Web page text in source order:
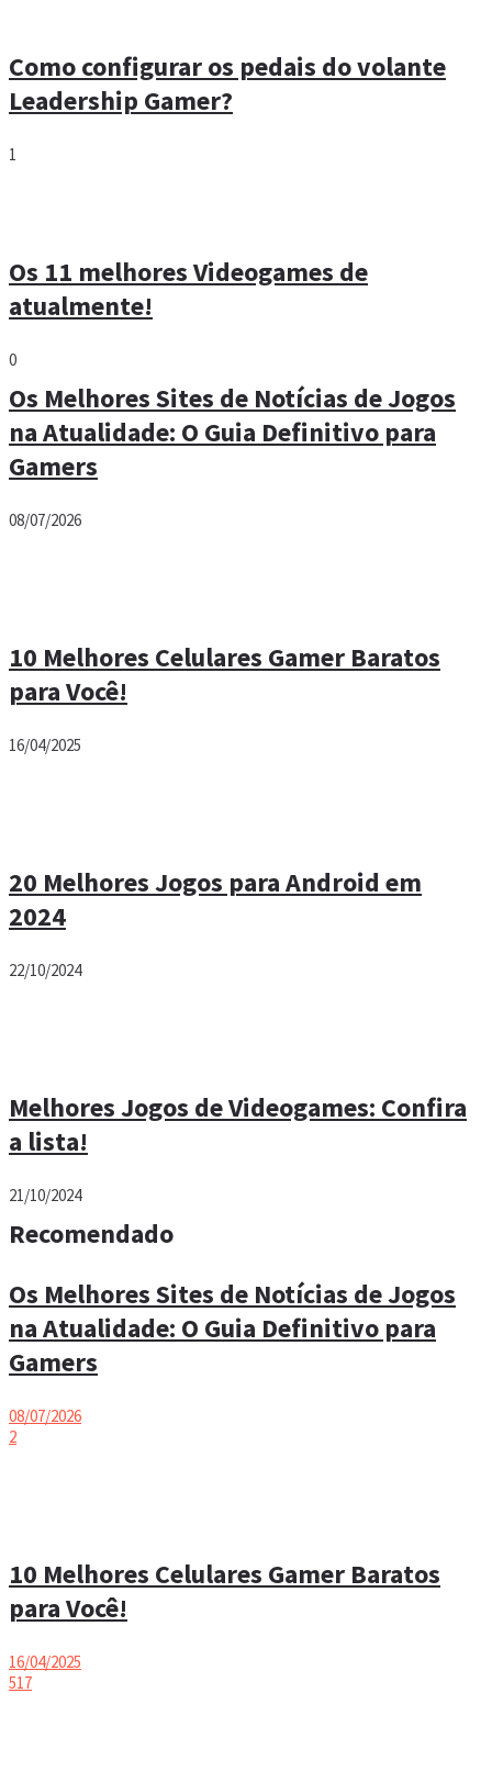
Como configurar os pedais do volante
Leadership Gamer?
1
Os 11 melhores Videogames de
atualmente!
0
Os Melhores Sites de Notícias de Jogos
na Atualidade: O Guia Definitivo para
Gamers
08/07/2026
10 Melhores Celulares Gamer Baratos
para Você!
16/04/2025
20 Melhores Jogos para Android em
2024
22/10/2024
Melhores Jogos de Videogames: Confira
a lista!
21/10/2024
Recomendado
Os Melhores Sites de Notícias de Jogos
na Atualidade: O Guia Definitivo para
Gamers
08/07/2026
2
10 Melhores Celulares Gamer Baratos
para Você!
16/04/2025
517